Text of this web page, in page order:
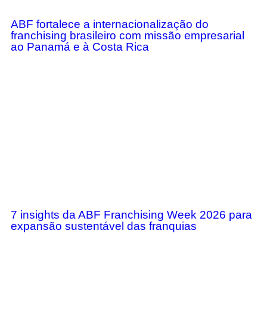
ABF fortalece a internacionalização do
franchising brasileiro com missão empresarial
ao Panamá e à Costa Rica
7 insights da ABF Franchising Week 2026 para
expansão sustentável das franquias